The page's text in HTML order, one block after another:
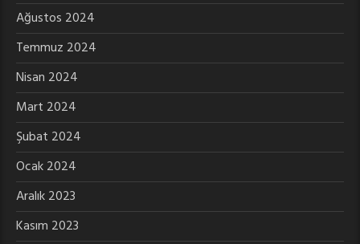
Ağustos 2024
Temmuz 2024
Nisan 2024
Mart 2024
Şubat 2024
Ocak 2024
Aralık 2023
Kasım 2023